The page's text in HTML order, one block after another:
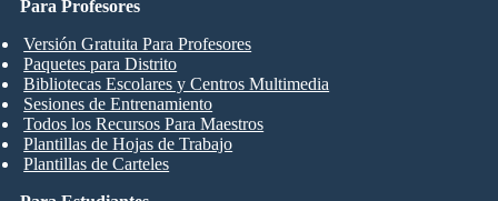
Para Profesores
Versión Gratuita Para Profesores
Paquetes para Distrito
Bibliotecas Escolares y Centros Multimedia
Sesiones de Entrenamiento
Todos los Recursos Para Maestros
Plantillas de Hojas de Trabajo
Plantillas de Carteles